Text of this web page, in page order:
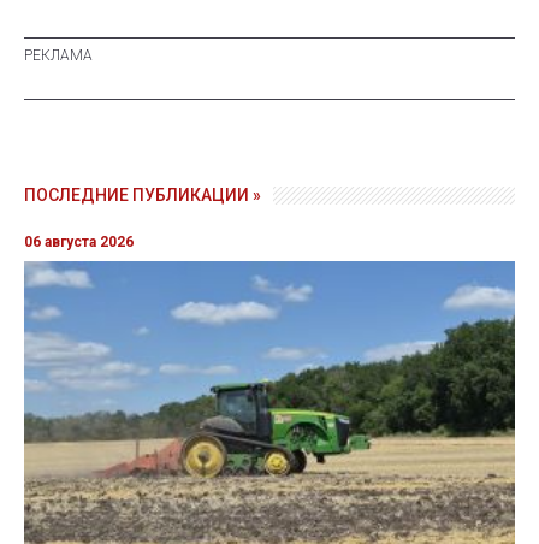
ПОСЛЕДНИЕ ПУБЛИКАЦИИ »
06 августа 2026